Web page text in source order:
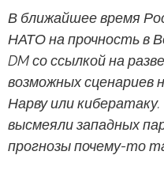
В ближайшее время
НАТО на прочность в
DM со ссылкой на
возможных
Нарву или
высмеяли западных
прогнозы почему-то